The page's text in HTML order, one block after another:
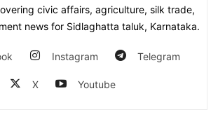
civic affairs, agriculture, silk trade,
news for Sidlaghatta taluk, Karnataka.
Instagram Telegram
X Youtube